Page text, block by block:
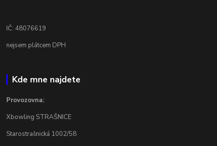
IČ: 48076619
nejsem plátcem DPH
Kde mne najdete
Provozovna:
Xbowling STRAŠNICE
Starostrašnická 1002/58